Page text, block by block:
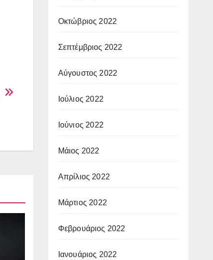
Οκτώβριος 2022
Σεπτέμβριος 2022
Αύγουστος 2022
Ιούλιος 2022
Ιούνιος 2022
Μάιος 2022
Απρίλιος 2022
Μάρτιος 2022
Φεβρουάριος 2022
Ιανουάριος 2022